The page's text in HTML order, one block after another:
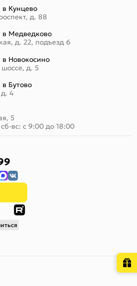
Кунцево
д. 88
Медведково
д. 22, подъезд 6
Новокосино
шоссе, д. 5
Бутово
4
5
сб-вс: с 9:00 до 18:00